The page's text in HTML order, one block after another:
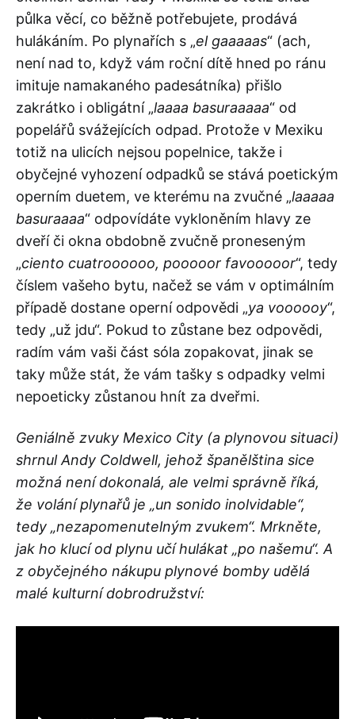
půlka věcí, co běžně potřebujete, prodává
hulákáním. Po plynařích s „el gaaaaas“ (ach,
není nad to, když vám roční dítě hned po ránu
imituje namakaného padesátníka) přišlo
zakrátko i obligátní „laaaa basuraaaaa“ od
popelářů svážejících odpad. Protože v Mexiku
totiž na ulicích nejsou popelnice, takže i
obyčejné vyhození odpadků se stává poetickým
operním duetem, ve kterému na zvučné „laaaaa
basuraaaa“ odpovídáte vykloněním hlavy ze
dveří či okna obdobně zvučně proneseným
„ciento cuatroooooo, pooooor favooooor“, tedy
číslem vašeho bytu, načež se vám v optimálním
případě dostane operní odpovědi „ya voooooy“,
tedy „už jdu“. Pokud to zůstane bez odpovědi,
radím vám vaši část sóla zopakovat, jinak se
taky může stát, že vám tašky s odpadky velmi
nepoeticky zůstanou hnít za dveřmi.
Geniálně zvuky Mexico City (a plynovou situaci)
shrnul Andy Coldwell, jehož španělština sice
možná není dokonalá, ale velmi správně říká,
že volání plynařů je „un sonido inolvidable“,
tedy „nezapomenutelným zvukem“. Mrkněte,
jak ho klucí od plynu učí hulákat „po našemu“. A
z obyčejného nákupu plynové bomby udělá
malé kulturní dobrodružství: